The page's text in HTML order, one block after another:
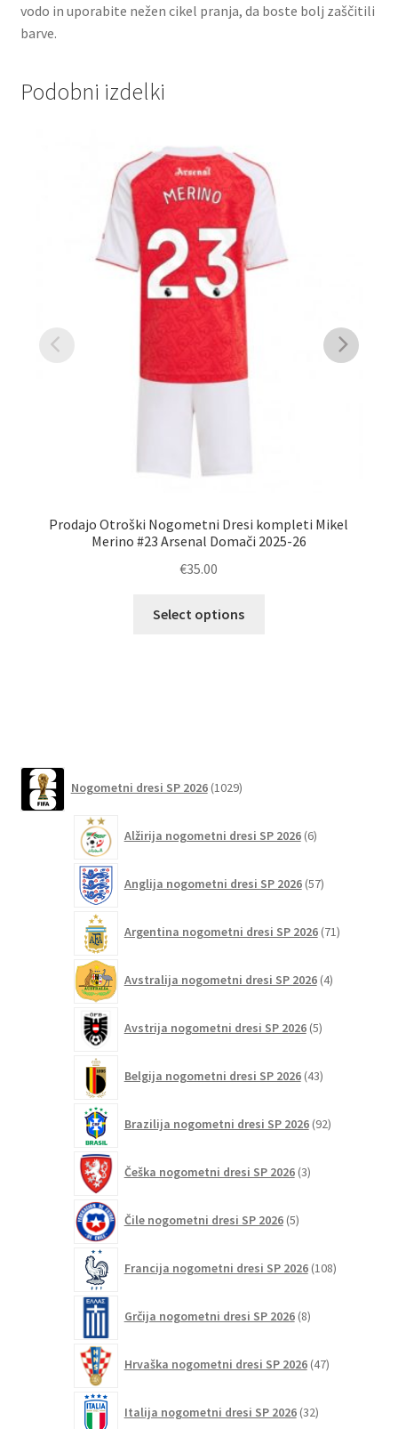
vodo in uporabite nežen cikel pranja, da boste bolj zaščitili
barve.
Podobni izdelki
Prodajo Otroški Nogometni Dresi kompleti Mikel
Merino #23 Arsenal Domači 2025-26
€35.00
Select options
Nogometni dresi SP 2026 1029izdelkov
Alžirija nogometni dresi SP 2026 6izdelkov
Anglija nogometni dresi SP 2026 57izdelkov
Argentina nogometni dresi SP 2026 71izdelkov
Avstralija nogometni dresi SP 2026 4izdelki
Avstrija nogometni dresi SP 2026 5izdelkov
Belgija nogometni dresi SP 2026 43izdelkov
Brazilija nogometni dresi SP 2026 92izdelkov
Češka nogometni dresi SP 2026 3izdelki
Čile nogometni dresi SP 2026 5izdelkov
Francija nogometni dresi SP 2026 108izdelkov
Grčija nogometni dresi SP 2026 8izdelkov
Hrvaška nogometni dresi SP 2026 47izdelkov
Italija nogometni dresi SP 2026 32izdelkov